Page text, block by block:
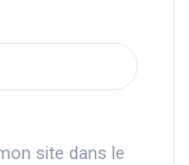
site dans le